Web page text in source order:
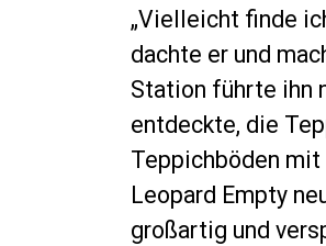
„Vielleicht finde
dachte er und
Station führte ihn
entdeckte, die
Teppichböden
Leopard Empty
großartig und